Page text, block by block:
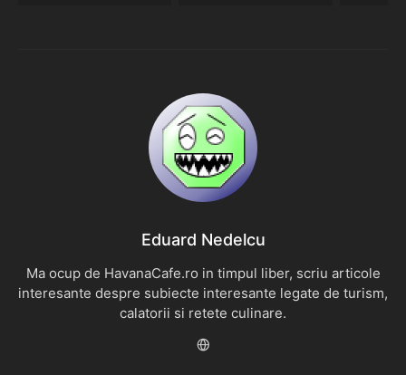
Eduard Nedelcu
Ma ocup de HavanaCafe.ro in timpul liber, scriu articole
interesante despre subiecte interesante legate de turism,
calatorii si retete culinare.